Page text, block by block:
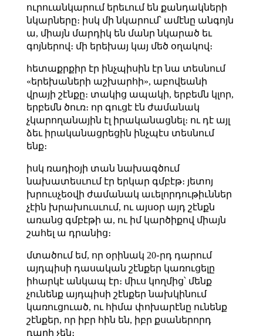
ուրուանկարում երեւում են քանդակների
նկարները։ իսկ մի նկարում՝ ամէնը անգոյն
ա, միայն մարդիկ են մանր նկարած եւ
գոյներով։ մի երեխայ կայ մեծ օղակով։
հետաքրքիր էր ինչպիսին էր նա տեսնում
«երեխաների աշխարհի», աբովեանի
վրայի շէնքը։ տակից ապակի, երբեմն կլոր,
երբեմն ծուռ։ որ գուցէ էն ժամանակ
չկարողանային էլ իրականացնել։ ու դէ այլ
ձեւ իրականացրեցին ինչպէս տեսնում
ենք։
իսկ ռադիօյի տան նախագծում
նախատեսւում էր երկար գմբէթ։ յետոյ
խրուսչեօվի ժամանակ աւելորդութիւններ
չէին խրախուսւում, ու այսօր այդ շէնքն
առանց գմբէթի ա, ու իմ կարծիքով միայն
շահել ա դրանից։
մտածում եմ, որ օրինակ 20֊րդ դարում
այդպիսի դասական շէնքեր կառուցելը
իհարկէ անկապ էր։ միւս կողմից՝ մենք
չունենք այդպիսի շէնքեր նախկինում
կառուցուած, ու հիմա փոխարէնը ունենք
շէնքեր, որ իբր հին են, իբր քսաներորդ
դարի չեն։